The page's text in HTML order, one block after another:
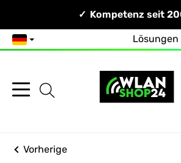
Persönlich & Erreichbar!
Kompetenz seit
Deutsch Lösungen
Vorherige